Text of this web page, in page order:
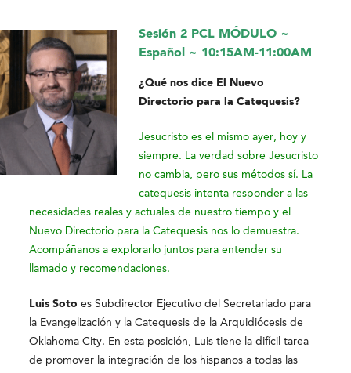
Sesión 2 PCL MÓDULO ~
Español ~ 10:15AM-11:00AM
¿Qué nos dice El Nuevo
Directorio para la Catequesis?
Jesucristo es el mismo ayer, hoy y
siempre. La verdad sobre Jesucristo
no cambia, pero sus métodos sí. La
catequesis intenta responder a las
necesidades reales y actuales de nuestro tiempo y el
Nuevo Directorio para la Catequesis nos lo demuestra.
Acompáñanos a explorarlo juntos para entender su
llamado y recomendaciones.
Luis Sotoes Subdirector Ejecutivo del Secretariado para
la Evangelización y la Catequesis de la Arquidiócesis de
Oklahoma City. En esta posición, Luis tiene la difícil tarea
de promover la integración de los hispanos a todas las